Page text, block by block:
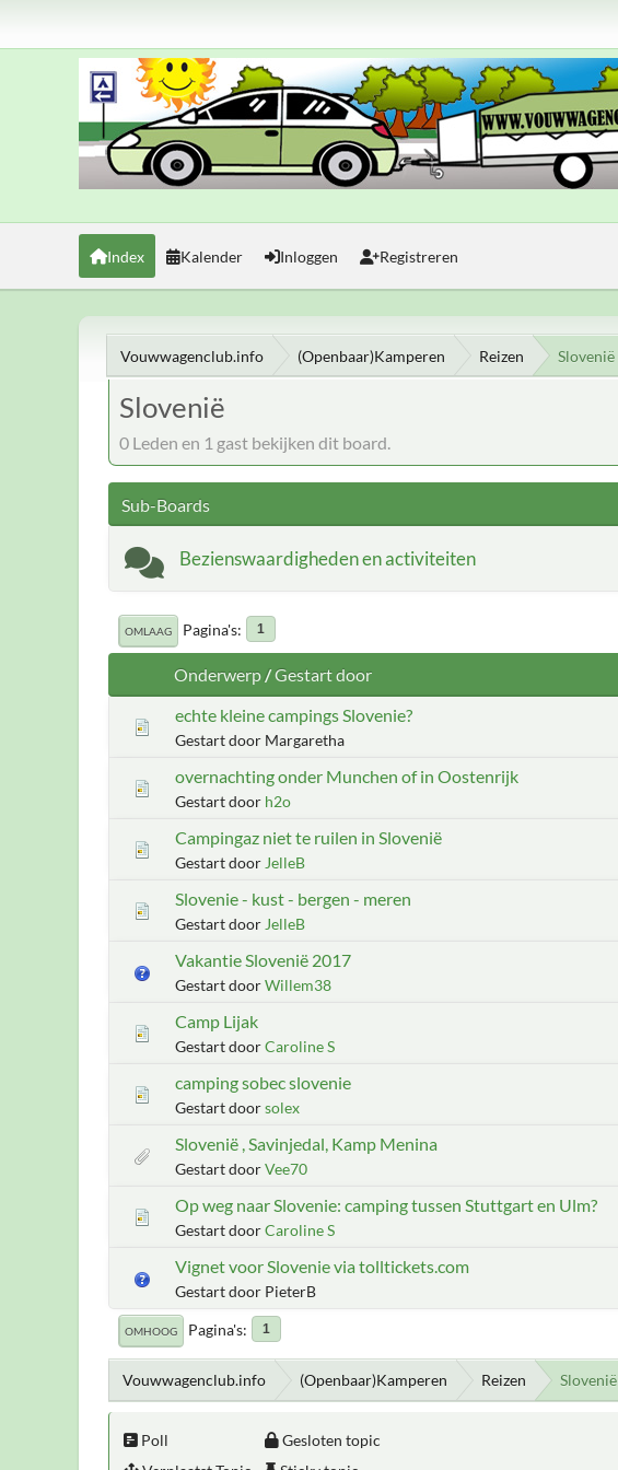
Index Kalender Inloggen Registreren
Vouwwagenclub.info (Openbaar)Kamperen Reizen Slovenië
Slovenië
0 Leden en 1 gast bekijken dit board.
Sub-Boards
Bezienswaardigheden en activiteiten
OMLAAG Pagina's 1
Onderwerp/Gestart door
echte kleine campings Slovenie?
Gestart door Margaretha
overnachting onder Munchen of in Oostenrijk
Gestart door h2o
Campingaz niet te ruilen in Slovenië
Gestart door JelleB
Slovenie - kust - bergen - meren
Gestart door JelleB
Vakantie Slovenië 2017
Gestart doorWillem38
Camp Lijak
Gestart doorCaroline S
camping sobec slovenie
Gestart doorsolex
Slovenië , Savinjedal, Kamp Menina
Gestart doorVee70
Op weg naar Slovenie: camping tussen Stuttgart en Ulm?
Gestart doorCaroline S
Vignet voor Slovenie via tolltickets.com
Gestart door PieterB
OMHOOG Pagina's 1
Vouwwagenclub.info (Openbaar)Kamperen Reizen Slovenië
Poll
Gesloten topic